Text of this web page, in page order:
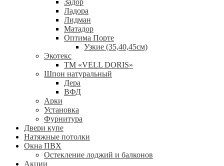
Задор
Ладора
Лидман
Матадор
Оптима Порте
Узкие (35,40,45см)
Экотекс
ТМ «VELL DORIS»
Шпон натуральный
Дера
ВФД
Арки
Установка
Фурнитура
Двери купе
Натяжные потолки
Окна ПВХ
Остекление лоджий и балконов
Акции